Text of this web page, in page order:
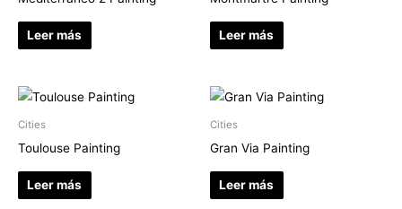
Leer más Leer más
Cities
Toulouse Painting
Leer más
Cities
Gran Via Painting
Leer más